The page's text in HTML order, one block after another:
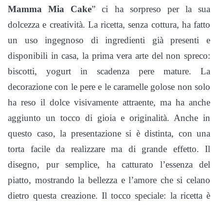
Mamma Mia Cake” ci ha sorpreso per la sua
dolcezza e creatività. La ricetta, senza cottura, ha fatto
un uso ingegnoso di ingredienti già presenti e
disponibili in casa, la prima vera arte del non spreco:
biscotti, yogurt in scadenza pere mature. La
decorazione con le pere e le caramelle golose non solo
ha reso il dolce visivamente attraente, ma ha anche
aggiunto un tocco di gioia e originalità. Anche in
questo caso, la presentazione si è distinta, con una
torta facile da realizzare ma di grande effetto. Il
disegno, pur semplice, ha catturato l’essenza del
piatto, mostrando la bellezza e l’amore che si celano
dietro questa creazione. Il tocco speciale: la ricetta è